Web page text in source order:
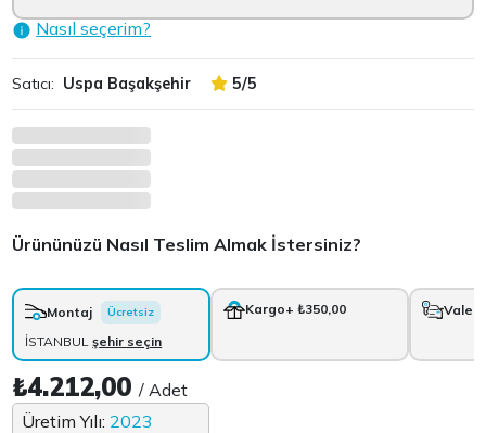
Nasıl seçerim?
Satıcı: Uspa Başakşehir 5/5
Ürününüzü Nasıl Teslim Almak İstersiniz?
Montaj Ücretsiz
İSTANBULşehir seçin
Kargo+ ₺350,00 Vale
₺4.212,00/ Adet
Üretim Yılı: 2023